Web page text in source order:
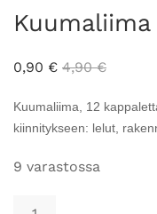
Kuumaliima
0,90 € 4,90€
Kuumaliima, 12
kiinnitykseen: lelut,
9 varastossa